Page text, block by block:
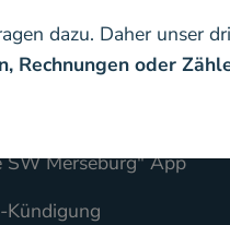
dazu. Daher unser
Rechnungen oder
SW Merseburg" App
Kündigung